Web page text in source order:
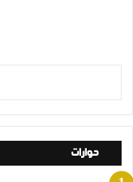
حوارات